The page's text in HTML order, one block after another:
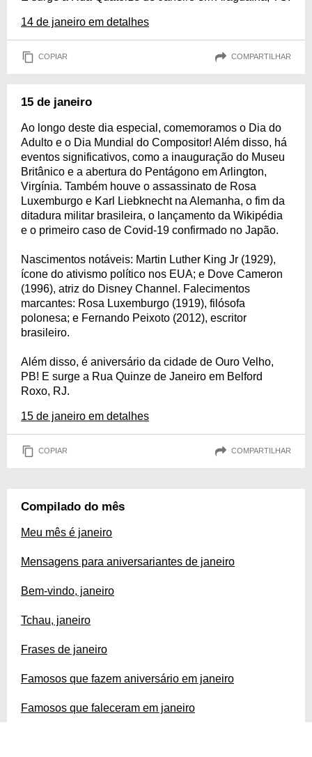
14 de janeiro em detalhes
COPIAR COMPARTILHAR
15 de janeiro
Ao longo deste dia especial, comemoramos o Dia do
Adulto e o Dia Mundial do Compositor! Além disso, há
eventos significativos, como a inauguração do Museu
Britânico e a abertura do Pentágono em Arlington,
Virgínia. Também houve o assassinato de Rosa
Luxemburgo e Karl Liebknecht na Alemanha, o fim da
ditadura militar brasileira, o lançamento da Wikipédia
e o primeiro caso de Covid-19 confirmado no Japão.
Nascimentos notáveis: Martin Luther King Jr (1929),
ícone do ativismo político nos EUA; e Dove Cameron
(1996), atriz do Disney Channel. Falecimentos
marcantes: Rosa Luxemburgo (1919), filósofa
polonesa; e Fernando Peixoto (2012), escritor
brasileiro.
Além disso, é aniversário da cidade de Ouro Velho,
PB! E surge a Rua Quinze de Janeiro em Belford
Roxo, RJ.
15 de janeiro em detalhes
COPIAR COMPARTILHAR
Compilado do mês
Meu mês é janeiro
Mensagens para aniversariantes de janeiro
Bem-vindo, janeiro
Tchau, janeiro
Frases de janeiro
Famosos que fazem aniversário em janeiro
Famosos que faleceram em janeiro